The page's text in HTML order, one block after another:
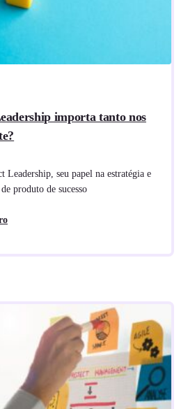
importa tanto nos
Leadership, seu papel na estratégia e
produto de sucesso